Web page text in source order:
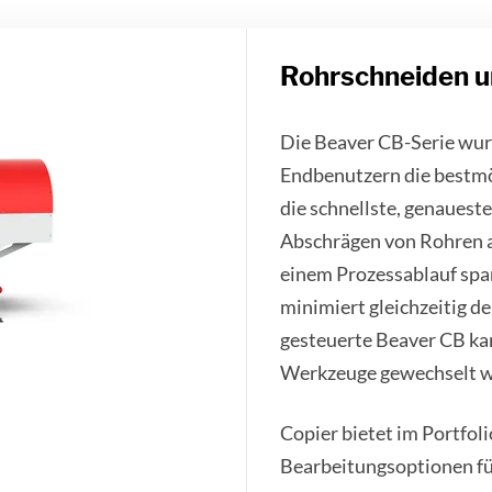
Rohrschneiden
Die Beaver CB-Serie
Endbenutzern die
die schnellste,
Abschrägen von Rohren
einem Prozessablauf
minimiert gleichzeitig
gesteuerte Beaver CB
Werkzeuge gewechselt
Copier bietet im
Bearbeitungsoptionen